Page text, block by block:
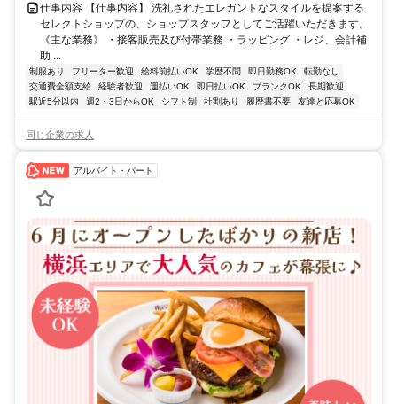
仕事内容 【仕事内容】 洗礼されたエレガントなスタイルを提案する
セレクトショップの、ショップスタッフとしてご活躍いただきます。
《主な業務》 ・接客販売及び付帯業務 ・ラッピング ・レジ、会計補
助 ...
制服あり フリーター歓迎 給料前払いOK 学歴不問 即日勤務OK
転勤なし
交通費全額支給
経験者歓迎 週払いOK 即日払いOK ブランクOK
長期歓迎
駅近5分以内
週2・3日からOK シフト制 社割あり 履歴書不要 友達と応募OK
同じ企業の求人
アルバイト・パート